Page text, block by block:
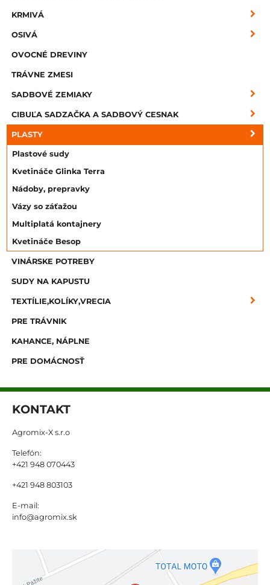
KRMIVÁ
OSIVÁ
OVOCNÉ DREVINY
TRÁVNE ZMESI
SADBOVÉ ZEMIAKY
CIBUĽA SADZAČKA A SADBOVÝ CESNAK
PLASTY
Plastové sudy
Kvetináče Glinka Terra
Nádoby, prepravky
Vázy so záťažou
Multiplatá kontajnery
Kvetináče Besop
VINÁRSKE POTREBY
SUDY NA KAPUSTU
TEXTÍLIE,KOLÍKY,VRECIA
PRE TRÁVNIK
KAHANCE, NÁPLNE
PRE DOMÁCNOSŤ
KONTAKT
Agromix-X s.r.o
Telefón:
+421 948 070443
+421 948 803103
E-mail:
info@agromix.sk